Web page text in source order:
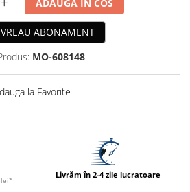
ADAUGA IN COS
VREAU ABONAMENT
MO-608148
la Favorite
lei*
Livrăm în 2-4 zile lucratoare